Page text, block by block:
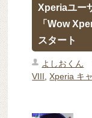
Xperiaユー
「Wow
スタート
よしおくん
VIII,Xperia キ